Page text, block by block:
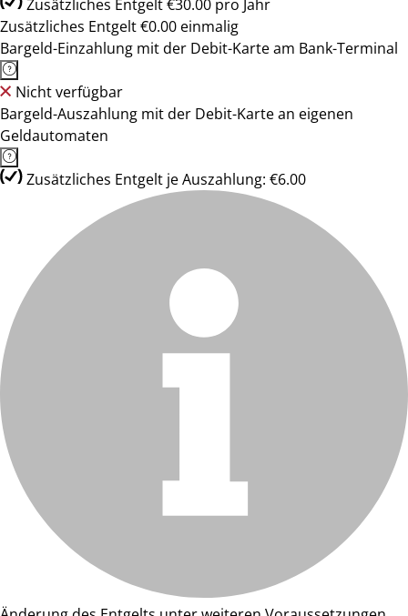
Zusätzliches Entgelt €30.00 pro Jahr
Zusätzliches Entgelt €0.00 einmalig
Bargeld-Einzahlung mit der Debit-Karte am Bank-Terminal
Nicht verfügbar
Bargeld-Auszahlung mit der Debit-Karte an eigenen
Geldautomaten
Zusätzliches Entgelt je Auszahlung: €6.00